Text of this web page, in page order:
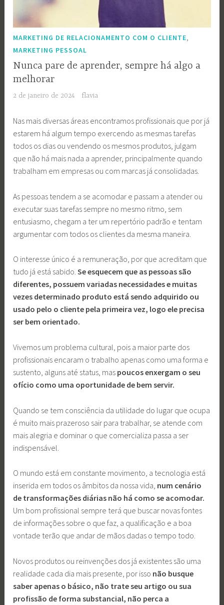
MARKETING DE RELACIONAMENTO COM O CLIENTE
MARKETING PESSOAL
Nunca pare de aprender, sempre há algo a
melhorar
2 de janeiro de 2024 flavia
Nas mais diversas áreas encontramos profissionais que por já
estarem há algum tempo exercendo as mesmas tarefas
todos os dias ou vendendo os mesmos produtos, julgam
que não há mais nada a aprender, principalmente quando
trabalham em empresas ou com marcas já consolidadas.
As pessoas tendem a se acomodar e passam a atender ou
executar suas tarefas sempre no mesmo ritmo, sem
entusiasmo, chegam a ter um repertório padrão e tentam
argumentar com todos os clientes da mesma maneira.
O interesse único é a remuneração, por que acreditam que
tudo já está sabido.Se esquecem que as pessoas são
diferentes, possuem variadas necessidades e muitas
vezes determinado produto está sendo adquirido ou
usado pelo o cliente pela primeira vez, logo ele precisa
ser bem orientado.
Vivemos um problema cultural, pois a maior parte dos
profissionais encaram o trabalho apenas como uma forma e
sustento, alguns até status, mas poucos enxergam o seu
ofício como uma oportunidade de bem servir.
Quando se tem consciência da utilidade do lugar que ocupa
é muito mais prazeroso sair para trabalhar, se atende com
mais alegria e dominar o que comercializa passa a ser
indispensável.
O mundo está em constante movimento, a tecnologia está
inserida em todos os âmbitos da nossa vida, num cenário
de transformações diárias não há como se acomodar.
Um bom profissional sempre terá que buscar novas fontes
de informações sobre o que faz, a qualificação e a boa
vontade terão que andar de mãos dadas o tempo todo.
Novos produtos ou reinvenções dos já existentes são uma
realidade cada dia mais presente, por isso não busque
saber apenas o básico, não trate seu artigo ou sua
profissão de forma substancial, não perca a